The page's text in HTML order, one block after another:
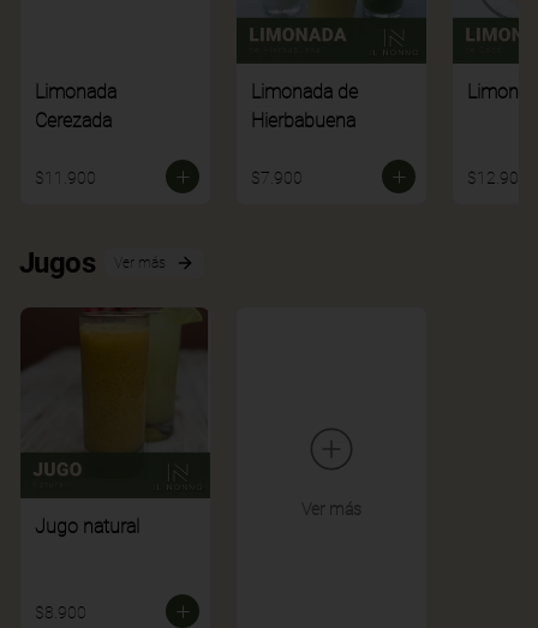
Limonada
Cerezada
$11.900
Limonada de
Hierbabuena
$7.900 $12.900
Jugos Ver más
Jugo natural
$8.900
Ver más